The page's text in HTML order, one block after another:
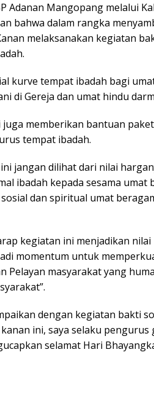
Adanan Mangopang melalui
bahwa dalam rangka
melaksanakan kegiatan
kurve tempat ibadah bagi
di Gereja dan umat hindu
juga memberikan bantuan
tempat ibadah.
jangan dilihat dari nilai
ibadah kepada sesama umat
dan spiritual umat
kegiatan ini menjadikan
momentum untuk
Pelayan masyarakat yang
dengan kegiatan bakti
ini, saya selaku
selamat Hari